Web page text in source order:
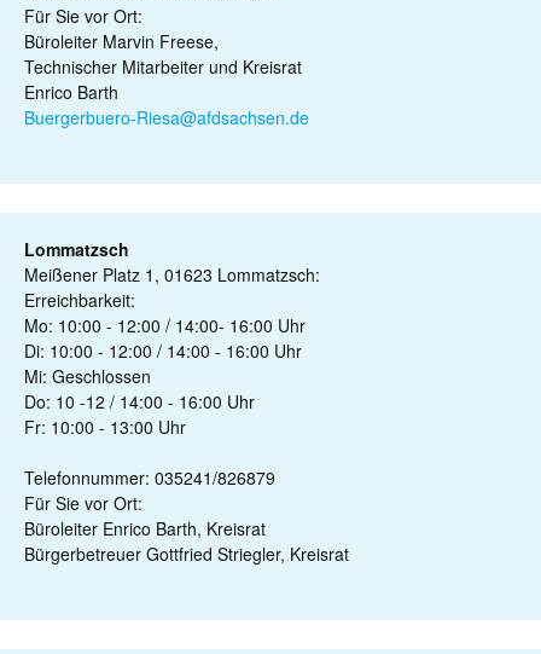
Für Sie vor Ort:
Büroleiter Marvin Freese,
Technischer Mitarbeiter und Kreisrat
Enrico Barth
Buergerbuero-Riesa@afdsachsen.de
Lommatzsch
Meißener Platz 1, 01623 Lommatzsch:
Erreichbarkeit:
Mo: 10:00 - 12:00 / 14:00- 16:00 Uhr
Di: 10:00 - 12:00 / 14:00 - 16:00 Uhr
Mi: Geschlossen
Do: 10 -12 / 14:00 - 16:00 Uhr
Fr: 10:00 - 13:00 Uhr
Telefonnummer: 035241/826879
Für Sie vor Ort:
Büroleiter Enrico Barth, Kreisrat
Bürgerbetreuer Gottfried Striegler, Kreisrat